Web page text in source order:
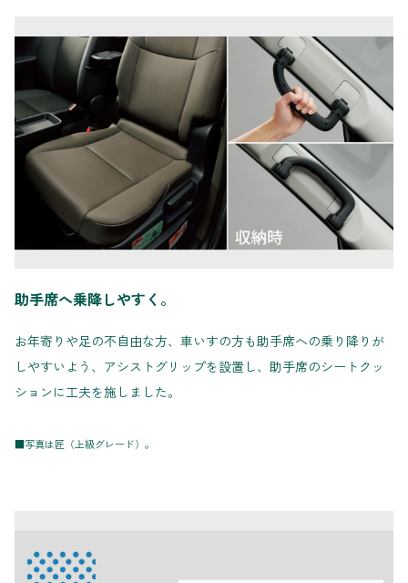
助手席へ乗降しやすく。
お年寄りや足の不自由な方、車いすの方も助手席への乗り降りが
しやすいよう、アシストグリップを設置し、助手席のシートクッ
ションに工夫を施しました。
■写真は匠（上級グレード）。